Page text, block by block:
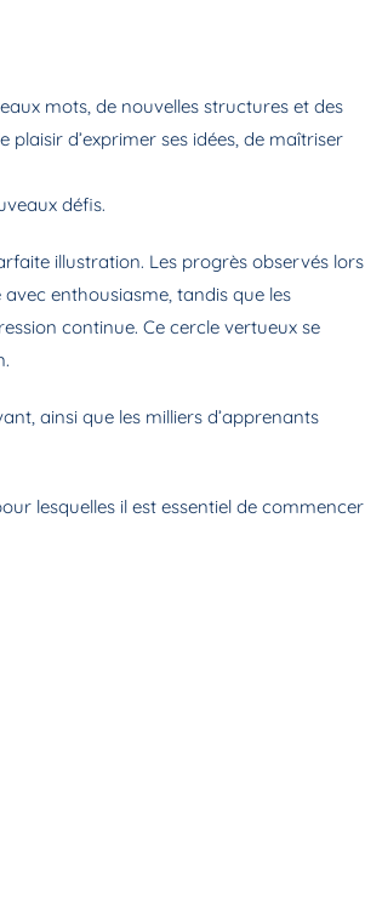
mots, de nouvelles structures et des
d’exprimer ses idées, de maîtriser
défis.
illustration. Les progrès observés lors
enthousiasme, tandis que les
continue. Ce cercle vertueux se
ainsi que les milliers d’apprenants
lesquelles il est essentiel de commencer